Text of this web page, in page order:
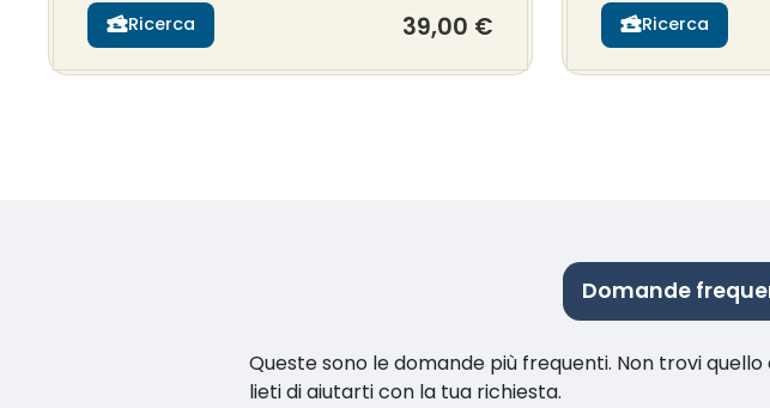
Ricerca 39,00 € Ricerca
Domande
Queste sono le domande più frequenti. Non trovi
lieti di aiutarti con la tua richiesta.